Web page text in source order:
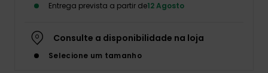
Entrega prevista a partir de12 Agosto
Consulte a disponibilidade na loja
Selecione um tamanho